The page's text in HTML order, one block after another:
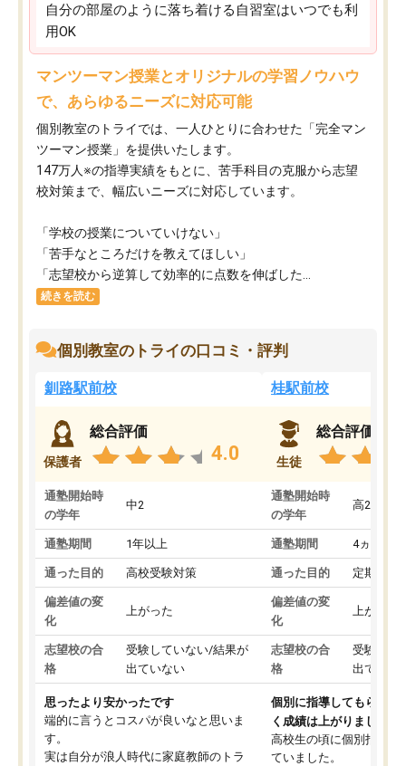
自分の部屋のように落ち着ける自習室はいつでも利
用OK
マンツーマン授業とオリジナルの学習ノウハウ
で、あらゆるニーズに対応可能
個別教室のトライでは、一人ひとりに合わせた「完全マン
ツーマン授業」を提供いたします。​
147万人※の指導実績をもとに、苦手科目の克服から志望
校対策まで、幅広いニーズに対応しています。​
「学校の授業についていけない」​
「苦手なところだけを教えてほしい」​
「志望校から逆算して効率的に点数を伸ばした...
続きを読む
個別教室のトライの口コミ・評判
釧路駅前校
保護者
総合評価
4.0
通塾開始時
の学年
中2
通塾期間 1年以上
通った目的 高校受験対策
偏差値の変
化
上がった
志望校の合
格
受験していない/結果が
出ていない
思ったより安かったです
端的に言うとコスパが良いなと思いま
す。
実は自分が浪人時代に家庭教師のトラ
桂駅前校
生徒
総合評価
通塾開始時
の学年
高2
通塾期間 4ヵ月～1
通った目的 定期テス
偏差値の変
化
上がった
志望校の合
格
受験して
出ていな
個別に指導してもらえる
く成績は上がりました。
高校生の頃に個別指導の
ていました。